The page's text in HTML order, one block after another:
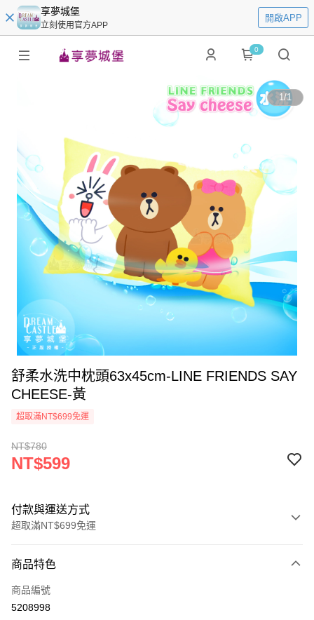
享夢城堡
立刻使用官方APP
開啟APP
0
1/1
舒柔水洗中枕頭63x45cm-LINE FRIENDS SAY
CHEESE-黃
超取滿NT$699免運
NT$780
NT$599
付款與運送方式
超取滿NT$699免運
信用卡一次付款
超商取貨付款
商品特色
商品編號
5208998